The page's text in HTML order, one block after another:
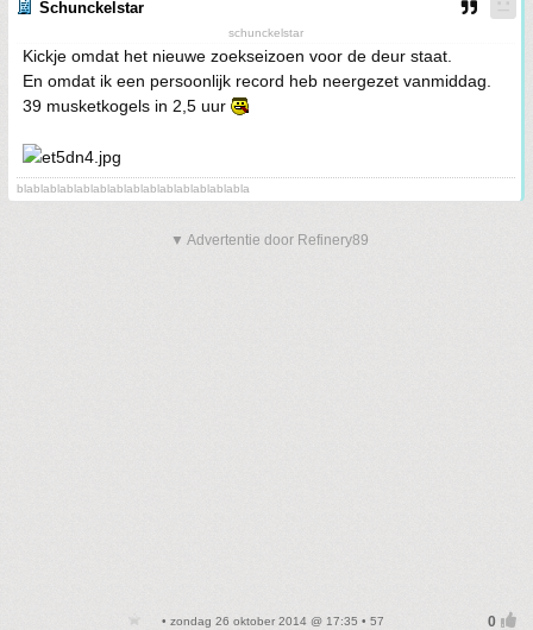
Schunckelstar
schunckelstar
Kickje omdat het nieuwe zoekseizoen voor de deur staat.
En omdat ik een persoonlijk record heb neergezet vanmiddag.
39 musketkogels in 2,5 uur
blablablablablablablablablablablablablabla
▼ Advertentie door Refinery89
• zondag 26 oktober 2014 @ 17:35 • 57